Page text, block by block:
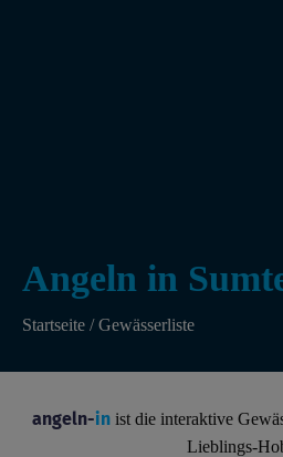
Angeln in
Startseite /Gewässerliste
angeln-inist die interaktive
Lieblings-